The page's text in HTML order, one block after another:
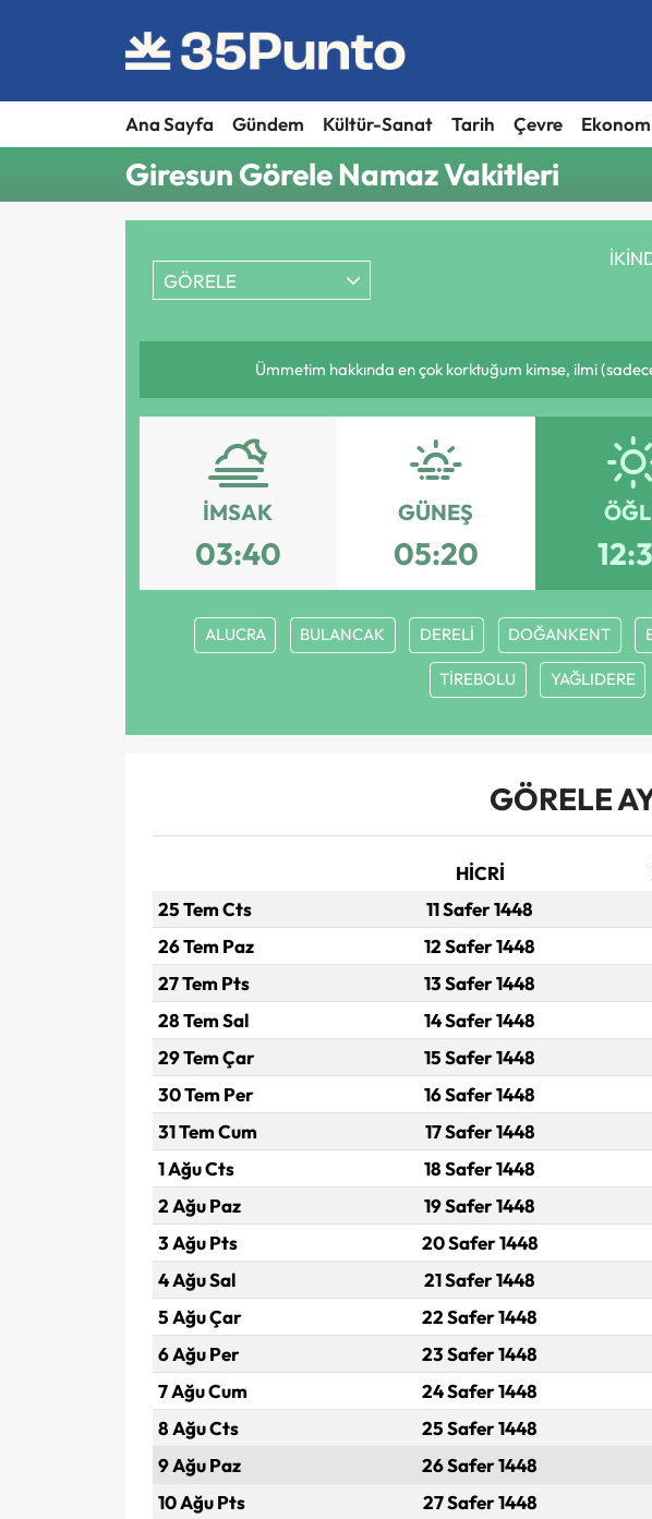
Ana Sayfa Gündem Kültür-Sanat Tarih Çevre
Giresun Görele Namaz Vakitleri
GÖRELE
Ümmetim hakkında en çok korktuğum kimse, ilmi
İMSAK
03:40
GÜNEŞ
05:20
ALUCRA BULANCAK DERELİ DOĞANKENT
TİREBOLU YAĞLIDERE
GÖRELE
HİCRİ
25 Tem Cts
11 Safer 1448
26 Tem Paz
12 Safer 1448
27 Tem Pts
13 Safer 1448
28 Tem Sal
14 Safer 1448
29 Tem Çar
15 Safer 1448
30 Tem Per
16 Safer 1448
31 Tem Cum
17 Safer 1448
1 Ağu Cts
18 Safer 1448
2 Ağu Paz
19 Safer 1448
3 Ağu Pts
20 Safer 1448
4 Ağu Sal
21 Safer 1448
5 Ağu Çar
22 Safer 1448
6 Ağu Per
23 Safer 1448
7 Ağu Cum
24 Safer 1448
8 Ağu Cts
25 Safer 1448
9 Ağu Paz
26 Safer 1448
10 Ağu Pts
27 Safer 1448